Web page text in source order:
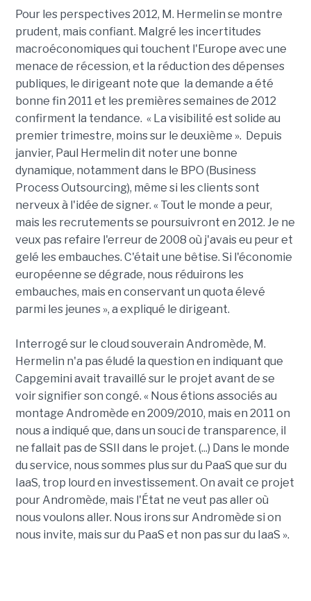
Pour les perspectives 2012, M. Hermelin se montre
prudent, mais confiant. Malgré les incertitudes
macroéconomiques qui touchent l'Europe avec une
menace de récession, et la réduction des dépenses
publiques, le dirigeant note que la demande a été
bonne fin 2011 et les premières semaines de 2012
confirment la tendance. « La visibilité est solide au
premier trimestre, moins sur le deuxième ». Depuis
janvier, Paul Hermelin dit noter une bonne
dynamique, notamment dans le BPO (Business
Process Outsourcing), même si les clients sont
nerveux à l'idée de signer. « Tout le monde a peur,
mais les recrutements se poursuivront en 2012. Je ne
veux pas refaire l'erreur de 2008 où j'avais eu peur et
gelé les embauches. C'était une bêtise. Si l'économie
européenne se dégrade, nous réduirons les
embauches, mais en conservant un quota élevé
parmi les jeunes », a expliqué le dirigeant.
Interrogé sur le cloud souverain Andromède, M.
Hermelin n'a pas éludé la question en indiquant que
Capgemini avait travaillé sur le projet avant de se
voir signifier son congé. « Nous étions associés au
montage Andromède en 2009/2010, mais en 2011 on
nous a indiqué que, dans un souci de transparence, il
ne fallait pas de SSII dans le projet. (...) Dans le monde
du service, nous sommes plus sur du PaaS que sur du
IaaS, trop lourd en investissement. On avait ce projet
pour Andromède, mais l'État ne veut pas aller où
nous voulons aller. Nous irons sur Andromède si on
nous invite, mais sur du PaaS et non pas sur du IaaS ».